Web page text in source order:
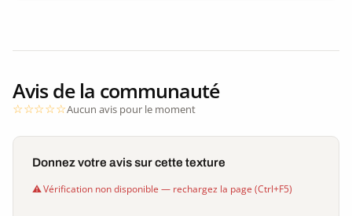
Avis de la communauté
Aucun avis pour le moment
Donnez votre avis sur cette texture
Vérification non disponible — rechargez la page (Ctrl+F5)